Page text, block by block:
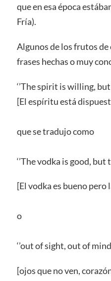
que en esa época
Fría).
Algunos de los frutos
frases hechas o muy
‘’The spirit is willing, but
[El espíritu está
que se tradujo como
‘’The vodka is good, but
[El vodka es bueno pero
o
‘’out of sight, out of
[ojos que no ven,